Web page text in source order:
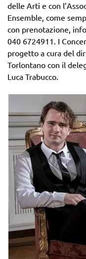
delle Arti e con
Ensemble, come
con prenotazione,
040 6724911. I
progetto a cura del
Torlontano con il
Luca Trabucco.